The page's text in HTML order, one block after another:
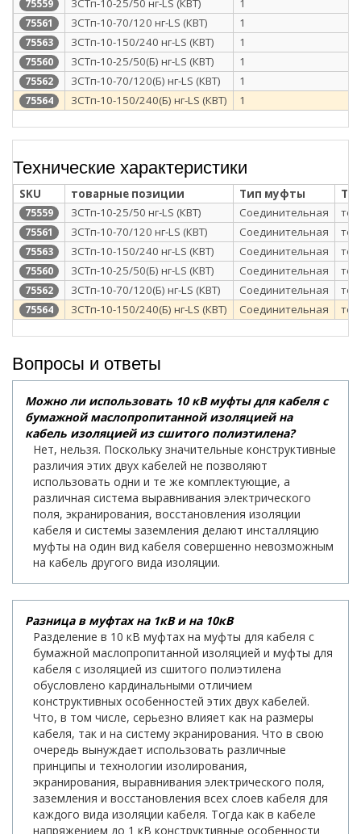
75559 3СТп-10-25/50 нг-LS (КВТ) 1
75561 3СТп-10-70/120 нг-LS (КВТ) 1
75563 3СТп-10-150/240 нг-LS (КВТ) 1
75560 3СТп-10-25/50(Б) нг-LS (КВТ) 1
75562 3СТп-10-70/120(Б) нг-LS (КВТ) 1
75564 3СТп-10-150/240(Б) нг-LS (КВТ) 1
Технические характеристики
SKU товарные позиции Тип муфты
75559 3СТп-10-25/50 нг-LS (КВТ) Соединительная
75561 3СТп-10-70/120 нг-LS (КВТ) Соединительная
75563 3СТп-10-150/240 нг-LS (КВТ) Соединительная
75560 3СТп-10-25/50(Б) нг-LS (КВТ) Соединительная
75562 3СТп-10-70/120(Б) нг-LS (КВТ) Соединительная
75564 3СТп-10-150/240(Б) нг-LS (КВТ) Соединительная
Вопросы и ответы
Можно ли использовать 10 кВ муфты для кабеля с
бумажной маслопропитанной изоляцией на
кабель изоляцией из сшитого полиэтилена?
Нет, нельзя. Поскольку значительные конструктивные
различия этих двух кабелей не позволяют
использовать одни и те же комплектующие, а
различная система выравнивания электрического
поля, экранирования, восстановления изоляции
кабеля и системы заземления делают инсталляцию
муфты на один вид кабеля совершенно невозможным
на кабель другого вида изоляции.
Разница в муфтах на 1кВ и на 10кВ
Разделение в 10 кВ муфтах на муфты для кабеля с
бумажной маслопропитанной изоляцией и муфты для
кабеля с изоляцией из сшитого полиэтилена
обусловлено кардинальными отличием
конструктивных особенностей этих двух кабелей.
Что, в том числе, серьезно влияет как на размеры
кабеля, так и на систему экранирования. Что в свою
очередь вынуждает использовать различные
принципы и технологии изолирования,
экранирования, выравнивания электрического поля,
заземления и восстановления всех слоев кабеля для
каждого вида изоляции кабеля. Тогда как в кабеле
напряжением до 1 кВ конструктивные особенности